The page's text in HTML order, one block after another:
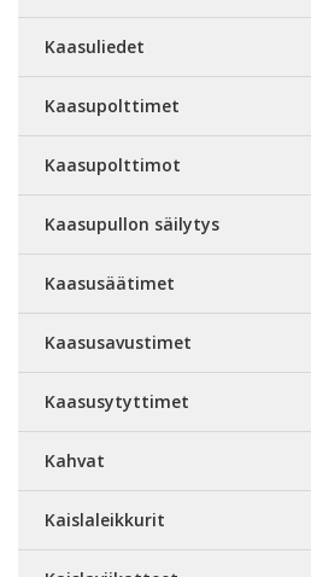
Kaasuliedet
Kaasupolttimet
Kaasupolttimot
Kaasupullon säilytys
Kaasusäätimet
Kaasusavustimet
Kaasusytyttimet
Kahvat
Kaislaleikkurit